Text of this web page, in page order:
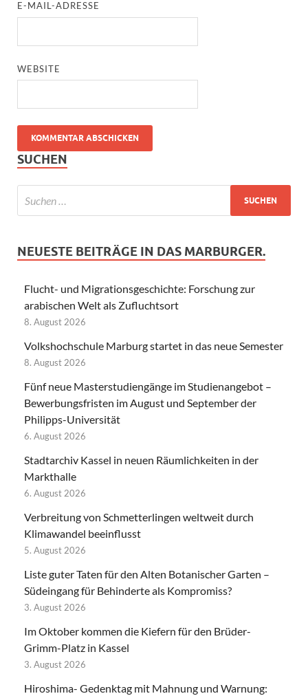
E-MAIL-ADRESSE
WEBSITE
SUCHEN
NEUESTE BEITRÄGE IN DAS MARBURGER.
Flucht- und Migrationsgeschichte: Forschung zur
arabischen Welt als Zufluchtsort
8. August 2026
Volkshochschule Marburg startet in das neue Semester
8. August 2026
Fünf neue Masterstudiengänge im Studienangebot –
Bewerbungsfristen im August und September der
Philipps-Universität
6. August 2026
Stadtarchiv Kassel in neuen Räumlichkeiten in der
Markthalle
6. August 2026
Verbreitung von Schmetterlingen weltweit durch
Klimawandel beeinflusst
5. August 2026
Liste guter Taten für den Alten Botanischer Garten –
Südeingang für Behinderte als Kompromiss?
3. August 2026
Im Oktober kommen die Kiefern für den Brüder-
Grimm-Platz in Kassel
3. August 2026
Hiroshima- Gedenktag mit Mahnung und Warnung: